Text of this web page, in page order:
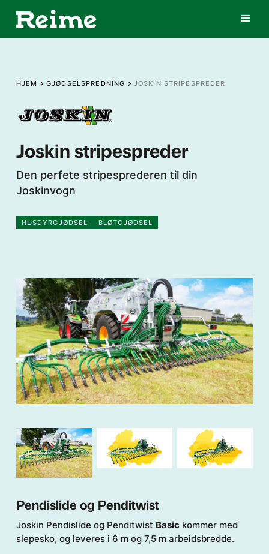
HJEM GJØDSELSPREDNING JOSKIN STRIPESPREDER
Joskin stripespreder
Den perfete stripesprederen til din
Joskinvogn
HUSDYRGJØDSEL BLØTGJØDSEL
Pendislide og Penditwist
Joskin Pendislide og Penditwist Basickommer med
slepesko, og leveres i 6 m og 7,5 m arbeidsbredde.